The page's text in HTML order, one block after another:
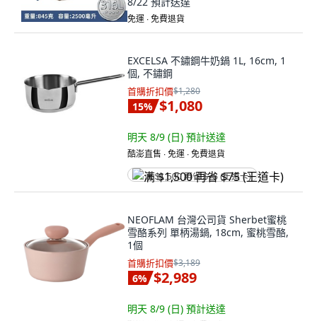
免運 ∙ 免費退貨
EXCELSA 不鏽鋼牛奶鍋 1L, 16cm, 1
個, 不鏽鋼
首購折扣價$1,280
15% $1,080
明天 8/9 (日) 預計送達
酷澎直售 ∙ 免運 ∙ 免費退貨
满 $1,500 再省 $75 (王道卡)
NEOFLAM 台灣公司貨 Sherbet蜜桃
雪酪系列 單柄湯鍋, 18cm, 蜜桃雪酪,
1個
首購折扣價$3,189
6% $2,989
明天 8/9 (日) 預計送達